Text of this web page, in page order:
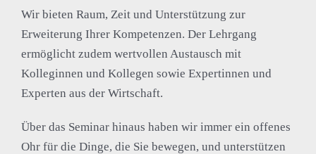
Wir bieten Raum, Zeit und Unterstützung zur
Erweiterung Ihrer Kompetenzen. Der Lehrgang
ermöglicht zudem wertvollen Austausch mit
Kolleginnen und Kollegen sowie Expertinnen und
Experten aus der Wirtschaft.
Über das Seminar hinaus haben wir immer ein offenes
Ohr für die Dinge, die Sie bewegen, und unterstützen